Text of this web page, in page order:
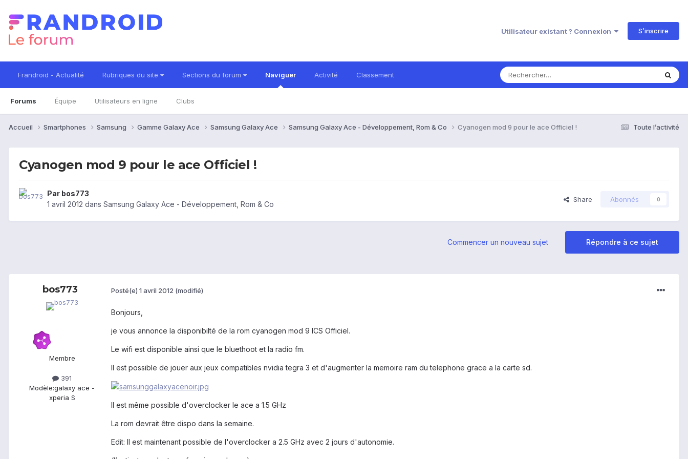
Utilisateur existant ? Connexion S’inscrire
Frandroid - Actualité Rubriques du site Sections du forum Naviguer
Forums Équipe Utilisateurs en ligne Clubs
Activité Classement
Toute l’activité
Accueil Smartphones Samsung Gamme Galaxy Ace Samsung Galaxy Ace Samsung Galaxy Ace - Développement, Rom & Co Cyanogen mod 9 pour le ace Officiel !
Cyanogen mod 9 pour le ace Officiel !
Par bos773
1 avril 2012 dans Samsung Galaxy Ace - Développement, Rom & Co
Share Abonnés 0
Répondre à ce sujet
Commencer un nouveau sujet
bos773
Membre
391
Modèle:galaxy ace -
xperia S
Posté(e) 1 avril 2012 (modifié)
Bonjours,
je vous annonce la disponibilté de la rom cyanogen mod 9 ICS Officiel.
Le wifi est disponible ainsi que le bluethoot et la radio fm.
Il est possible de jouer aux jeux compatibles nvidia tegra 3 et d'augmenter la memoire ram du telephone grace a la carte sd.
Il est même possible d'overclocker le ace a 1.5 GHz
La rom devrait être dispo dans la semaine.
Edit: Il est maintenant possible de l'overclocker a 2.5 GHz avec 2 jours d'autonomie.